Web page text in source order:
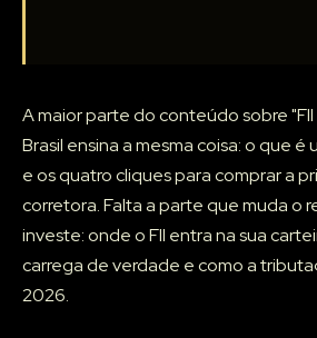
A maior parte do conteúdo sobre
Brasil ensina a mesma coisa: o que é
e os quatro cliques para comprar a
corretora. Falta a parte que muda o
investe: onde o FII entra na sua
carrega de verdade e como a
2026.